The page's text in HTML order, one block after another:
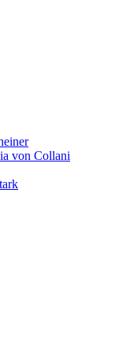
von Collani